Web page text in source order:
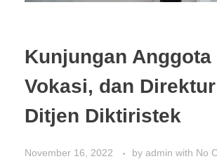
Kunjungan
Vokasi, dan
Ditjen Diktiristek
November 16, 2022 by admin with No